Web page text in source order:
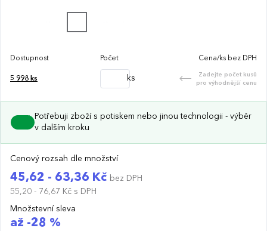
Dostupnost Počet Cena/ks bez DPH
5 998 ks ks
Zadejte počet kusů
pro výhodnější cenu
Potřebuji zboží s potiskem nebo jinou technologii - výběr
v dalším kroku
Cenový rozsah dle množství
45,62 - 63,36 Kč bez DPH
55,20 - 76,67 Kč s DPH
Množstevní sleva
až -28 %